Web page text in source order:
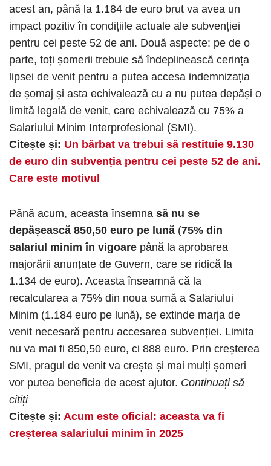
acest an, până la 1.184 de euro brut va avea un
impact pozitiv în condițiile actuale ale subvenției
pentru cei peste 52 de ani. Două aspecte: pe de o
parte, toți șomerii trebuie să îndeplinească cerința
lipsei de venit pentru a putea accesa indemnizația
de șomaj și asta echivalează cu a nu putea depăși o
limită legală de venit, care echivalează cu 75% a
Salariului Minim Interprofesional (SMI).
Citește și: Un bărbat va trebui să restituie 9.130
de euro din subvenția pentru cei peste 52 de ani.
Care este motivul
Până acum, aceasta însemna să nu se
depășească 850,50 euro pe lună (75% din
salariul minim în vigoare până la aprobarea
majorării anunțate de Guvern, care se ridică la
1.134 de euro). Aceasta înseamnă că la
recalcularea a 75% din noua sumă a Salariului
Minim (1.184 euro pe lună), se extinde marja de
venit necesară pentru accesarea subvenției. Limita
nu va mai fi 850,50 euro, ci 888 euro. Prin creșterea
SMI, pragul de venit va crește și mai mulți șomeri
vor putea beneficia de acest ajutor. Continuați să
citiți
Citește și: Acum este oficial: aceasta va fi
creșterea salariului minim în 2025